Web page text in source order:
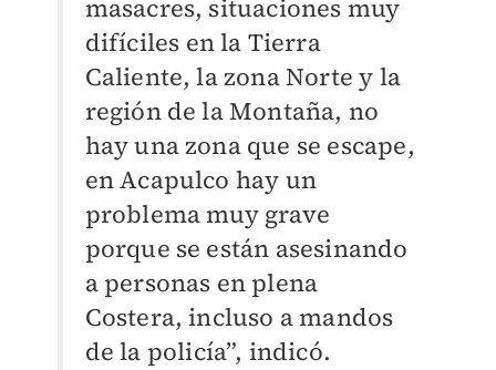
masacres, situaciones muy
difíciles en la Tierra
Caliente, la zona Norte y la
región de la Montaña, no
hay una zona que se escape,
en Acapulco hay un
problema muy grave
porque se están asesinando
a personas en plena
Costera, incluso a mandos
de la policía”, indicó.